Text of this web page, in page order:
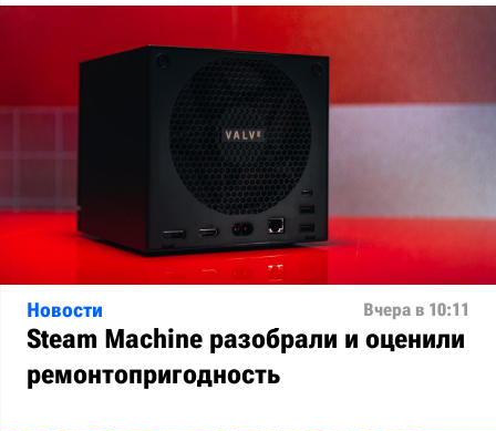
Новости Вчера в 10:11
Steam Machine разобрали и оценили
ремонтопригодность